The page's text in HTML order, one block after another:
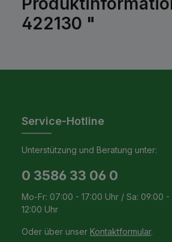
422130 "
Service-Hotline
Unterstützung und Beratung unter:
0 3586 33 06 0
Mo-Fr: 07:00 - 17:00 Uhr / Sa: 09:00 -
12:00 Uhr
Oder über unser Kontaktformular.